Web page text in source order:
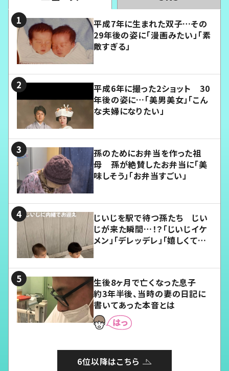
平成7年に生まれた双子…その
29年後の姿に「漫画みたい」「素
敵すぎる」
平成6年に撮った2ショット 30
年後の姿に…「美男美女」「こん
な夫婦になりたい」
孫のためにお弁当を作った祖
母 孫が絶賛したお弁当に「美
味しそう」「お弁当すごい」
じいじを駅で待つ孫たち じい
じが来た瞬間…！？「じいじイケ
メン」「デレッデレ」「嬉しくて可
生後8ヶ月で亡くなった息子
約3年半後、当時の妻の日記に
書いてあった本音とは
6位以降はこちら